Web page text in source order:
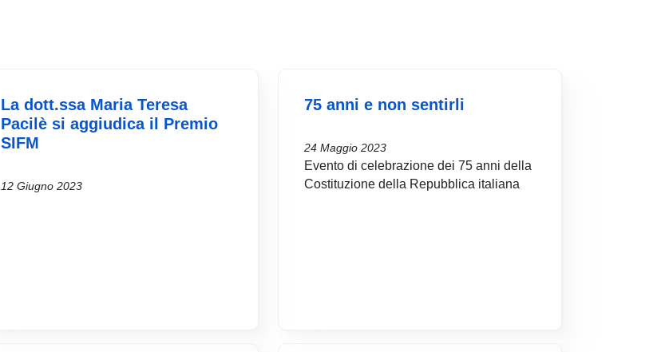
La dott.ssa Maria Teresa
Pacilè si aggiudica il Premio
SIFM
12 Giugno 2023
75 anni e non sentirli
24 Maggio 2023
Evento di celebrazione dei 75 anni della
Costituzione della Repubblica italiana